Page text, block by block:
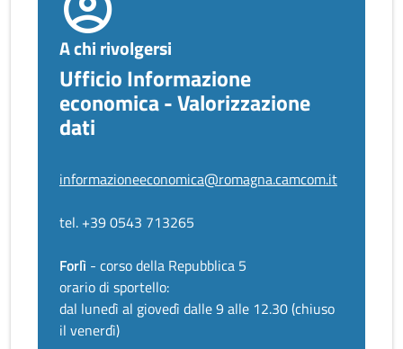
A chi rivolgersi
Ufficio Informazione
economica - Valorizzazione
dati
informazioneeconomica@romagna.camcom.it
tel. +39 0543 713265
Forlì - corso della Repubblica 5
orario di sportello:
dal lunedì al giovedì dalle 9 alle 12.30 (chiuso
il venerdì)